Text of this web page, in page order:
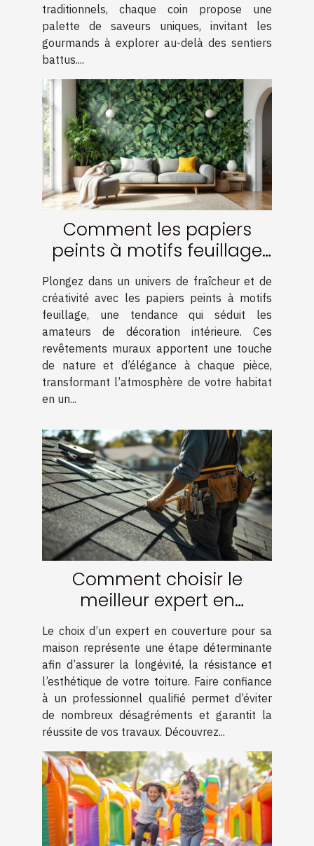
traditionnels, chaque coin propose une
palette de saveurs uniques, invitant les
gourmands à explorer au-delà des sentiers
battus....
Comment les papiers
peints à motifs feuillage
transforment-ils votre
intérieur ?
Plongez dans un univers de fraîcheur et de
créativité avec les papiers peints à motifs
feuillage, une tendance qui séduit les
amateurs de décoration intérieure. Ces
revêtements muraux apportent une touche
de nature et d’élégance à chaque pièce,
transformant l’atmosphère de votre habitat
en un...
Comment choisir le
meilleur expert en
couverture pour votre
maison
Le choix d’un expert en couverture pour sa
maison représente une étape déterminante
afin d’assurer la longévité, la résistance et
l’esthétique de votre toiture. Faire confiance
à un professionnel qualifié permet d’éviter
de nombreux désagréments et garantit la
réussite de vos travaux. Découvrez...